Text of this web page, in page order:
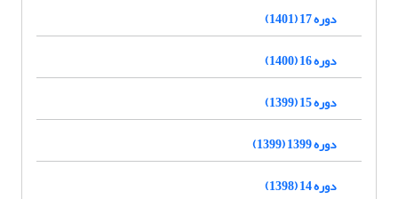
دوره 17 (1401)
دوره 16 (1400)
دوره 15 (1399)
دوره 1399 (1399)
دوره 14 (1398)